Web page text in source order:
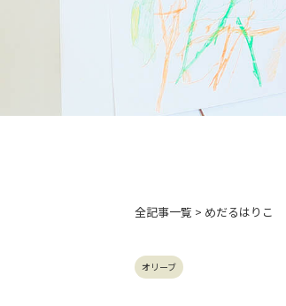
全記事一覧 > めだるはりこ
オリーブ